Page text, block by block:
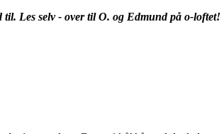
Les selv - over til O. og Edmund på o-loftet!